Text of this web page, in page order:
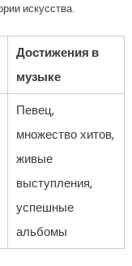
искусства.
Достижения в
музыке
Певец,
множество хитов,
живые
выступления,
успешные
альбомы